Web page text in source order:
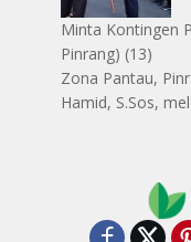
Minta Kontingen
Pinrang) (13)
Zona Pantau,
Hamid, S.Sos,